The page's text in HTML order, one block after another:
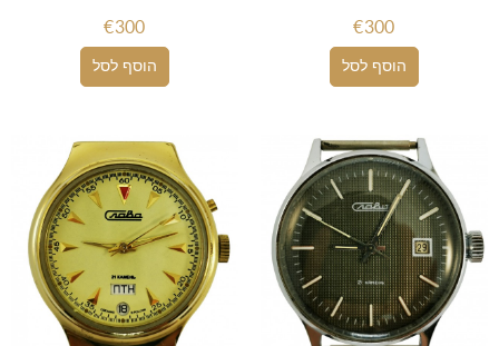
הוסף לסל
€300
הוסף לסל
€300